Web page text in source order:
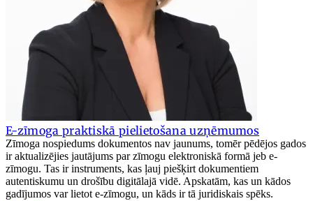
E-zīmoga praktiskā pielietošana uzņēmumos
Zīmoga nospiedums dokumentos nav jaunums, tomēr pēdējos gados
ir aktualizējies jautājums par zīmogu elektroniskā formā jeb e-
zīmogu. Tas ir instruments, kas ļauj piešķirt dokumentiem
autentiskumu un drošību digitālajā vidē. Apskatām, kas un kādos
gadījumos var lietot e-zīmogu, un kāds ir tā juridiskais spēks.